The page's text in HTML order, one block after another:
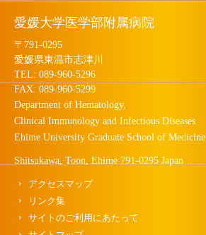
愛媛大学医学部附属病院
〒791-0295
愛媛県東温市志津川
TEL: 089-960-5296
FAX: 089-960-5299
Department of Hematology,
Clinical Immunology and Infectious Diseases
Ehime University Graduate School of Medicine
Shitsukawa, Toon, Ehime 791-0295 Japan
アクセスマップ
リンク集
サイトのご利用にあたって